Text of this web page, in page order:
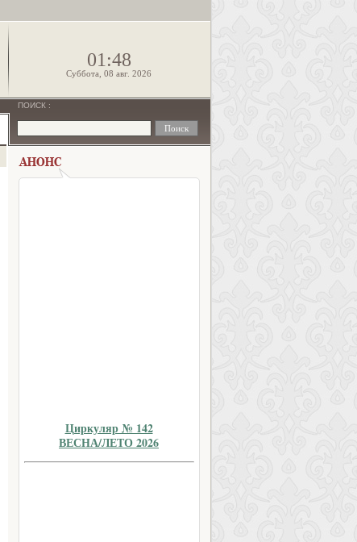
01:48
Суббота, 08 авг. 2026
ПОИСК :
Циркуляр № 142
ВЕСНА/ЛЕТО 2026